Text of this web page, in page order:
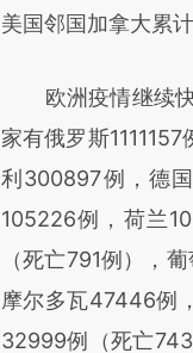
美国邻国加拿大累
欧洲疫情继续快
家有俄罗斯
利300897例，德
105226例，荷兰
（死亡791例），
摩尔多瓦47446例
32999例（死亡